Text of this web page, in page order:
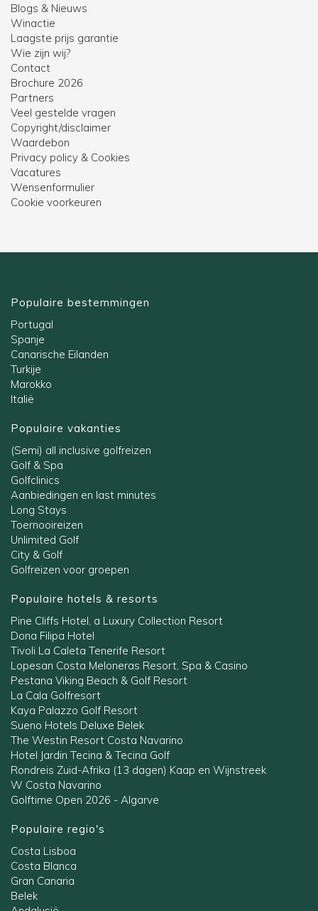
Blogs & Nieuws
Winactie
Laagste prijs garantie
Wie zijn wij?
Contact
Brochure 2026
Partners
Veel gestelde vragen
Copyright/disclaimer
Waardebon
Privacy policy & Cookies
Vacatures
Wensenformulier
Cookie voorkeuren
Populaire bestemmingen
Portugal
Spanje
Canarische Eilanden
Turkije
Marokko
Italië
Populaire vakanties
(Semi) all inclusive golfreizen
Golf & Spa
Golfclinics
Aanbiedingen en last minutes
Long Stays
Toernooireizen
Unlimited Golf
City & Golf
Golfreizen voor groepen
Populaire hotels & resorts
Pine Cliffs Hotel, a Luxury Collection Resort
Dona Filipa Hotel
Tivoli La Caleta Tenerife Resort
Lopesan Costa Meloneras Resort, Spa & Casino
Pestana Viking Beach & Golf Resort
La Cala Golfresort
Kaya Palazzo Golf Resort
Sueno Hotels Deluxe Belek
The Westin Resort Costa Navarino
Hotel Jardin Tecina & Tecina Golf
Rondreis Zuid-Afrika (13 dagen) Kaap en Wijnstreek
W Costa Navarino
Golftime Open 2026 - Algarve
Populaire regio's
Costa Lisboa
Costa Blanca
Gran Canaria
Belek